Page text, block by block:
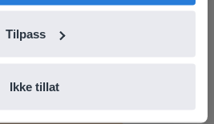
Tilpass
Ikke tillat